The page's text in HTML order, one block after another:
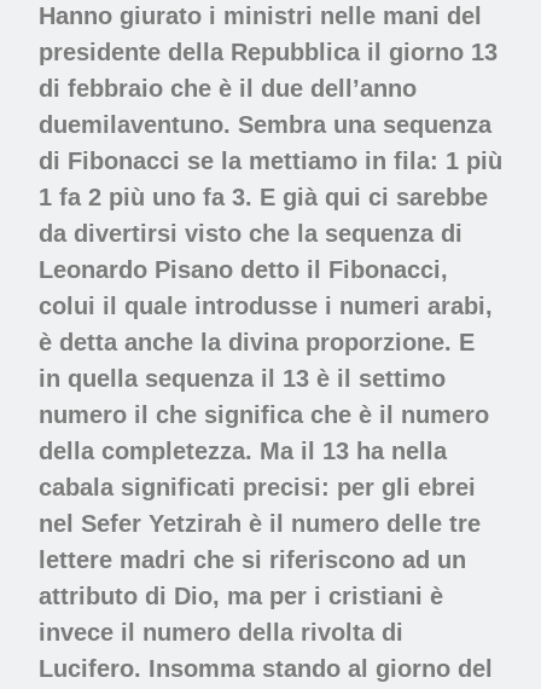
Hanno giurato i ministri nelle mani del
presidente della Repubblica il giorno 13
di febbraio che è il due dell’anno
duemilaventuno. Sembra una sequenza
di Fibonacci se la mettiamo in fila: 1 più
1 fa 2 più uno fa 3. E già qui ci sarebbe
da divertirsi visto che la sequenza di
Leonardo Pisano detto il Fibonacci,
colui il quale introdusse i numeri arabi,
è detta anche la divina proporzione. E
in quella sequenza il 13 è il settimo
numero il che significa che è il numero
della completezza. Ma il 13 ha nella
cabala significati precisi: per gli ebrei
nel Sefer Yetzirah è il numero delle tre
lettere madri che si riferiscono ad un
attributo di Dio, ma per i cristiani è
invece il numero della rivolta di
Lucifero. Insomma stando al giorno del